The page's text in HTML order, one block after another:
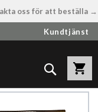
oss för att beställa →
Kundtjänst
Sök